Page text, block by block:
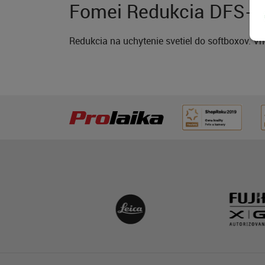
Fomei Redukcia DFS-
Redukcia na uchytenie svetiel do softboxov.